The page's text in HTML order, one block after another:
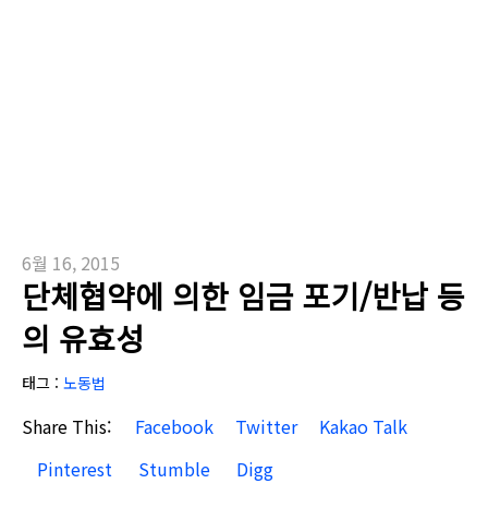
6월 16, 2015
단체협약에 의한 임금 포기/반납 등
의 유효성
태그 : 노동법
Share This: Facebook Twitter
Kakao Talk
Pinterest
Stumble Digg